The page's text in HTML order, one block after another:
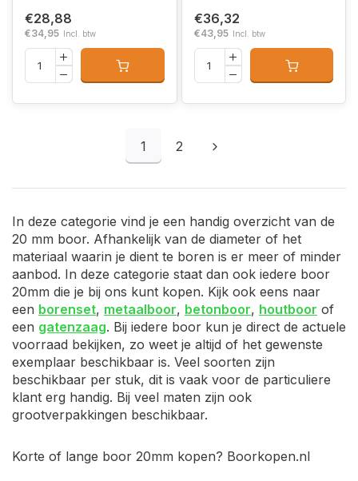
€28,88
€34,95 Incl. btw
€36,32
€43,95 Incl. btw
1 2
In deze categorie vind je een handig overzicht van de
20 mm boor. Afhankelijk van de diameter of het
materiaal waarin je dient te boren is er meer of minder
aanbod. In deze categorie staat dan ook iedere boor
20mm die je bij ons kunt kopen. Kijk ook eens naar
een borenset, metaalboor, betonboor, houtboor of
een gatenzaag. Bij iedere boor kun je direct de actuele
voorraad bekijken, zo weet je altijd of het gewenste
exemplaar beschikbaar is. Veel soorten zijn
beschikbaar per stuk, dit is vaak voor de particuliere
klant erg handig. Bij veel maten zijn ook
grootverpakkingen beschikbaar.
Korte of lange boor 20mm kopen? Boorkopen.nl